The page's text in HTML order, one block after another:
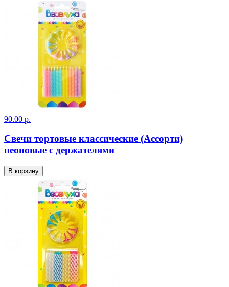
90.00 р.
Свечи тортовые классические (Ассорти)
неоновые с держателями
В корзину